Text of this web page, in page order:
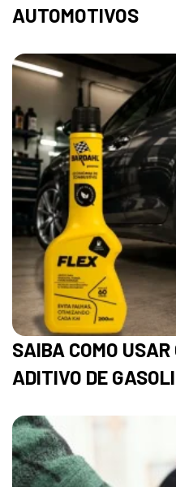
AUTOMOTIVOS
SAIBA COMO
ADITIVO DE